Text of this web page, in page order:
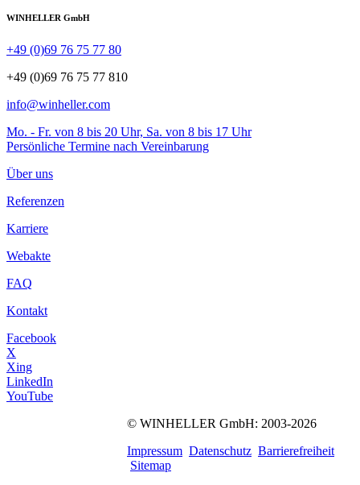
WINHELLER GmbH
+49 (0)69 76 75 77 80
+49 (0)69 76 75 77 810
info@winheller.com
Mo. - Fr. von 8 bis 20 Uhr, Sa. von 8 bis 17 Uhr
Persönliche Termine nach Vereinbarung
Über uns
Referenzen
Karriere
Webakte
FAQ
Kontakt
Facebook
X
Xing
LinkedIn
YouTube
WINHELLER GmbH
© WINHELLER GmbH: 2003-2026
Impressum Datenschutz Barrierefreiheit
Sitemap